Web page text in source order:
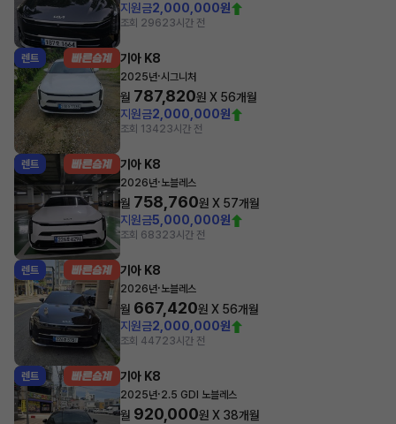
지원금2,000,000원
조회 29623시간 전
렌트 기아 K8
2025년·시그니처
월 787,820원 X 56개월
지원금2,000,000원
조회 13423시간 전
렌트 기아 K8
2026년·노블레스
월 758,760원 X 57개월
지원금5,000,000원
조회 68323시간 전
렌트 기아 K8
2026년·노블레스
월 667,420원 X 56개월
지원금2,000,000원
조회 44723시간 전
렌트 기아 K8
2025년·2.5 GDI 노블레스
월 920,000원 X 38개월